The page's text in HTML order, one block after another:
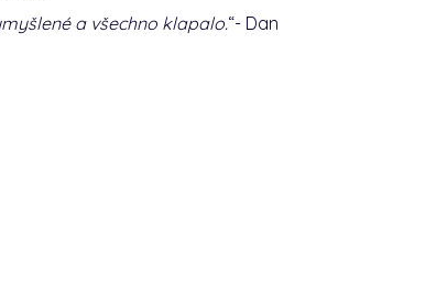
a všechno klapalo.“- Dan